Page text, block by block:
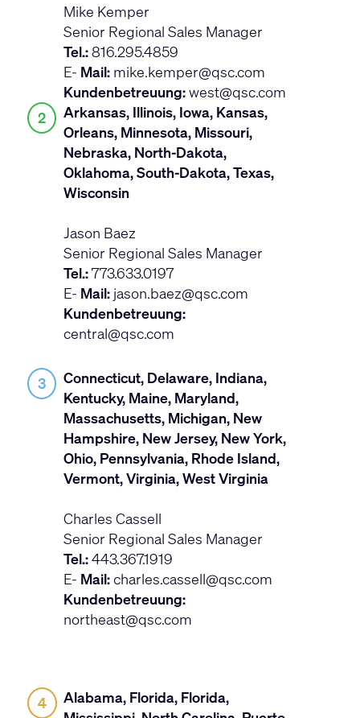
Mike Kemper
Senior Regional Sales Manager
Tel.:816.295.4859
E- Mail: mike.kemper@qsc.com
Kundenbetreuung:west@qsc.com
2
Arkansas, Illinois, Iowa, Kansas,
Orleans, Minnesota, Missouri,
Nebraska, North-Dakota,
Oklahoma, South-Dakota, Texas,
Wisconsin
Jason Baez
Senior Regional Sales Manager
Tel.:773.633.0197
E- Mail: jason.baez@qsc.com
Kundenbetreuung:
central@qsc.com
3
Connecticut, Delaware, Indiana,
Kentucky, Maine, Maryland,
Massachusetts, Michigan, New
Hampshire, New Jersey, New York,
Ohio, Pennsylvania, Rhode Island,
Vermont, Virginia, West Virginia
Charles Cassell
Senior Regional Sales Manager
Tel.:443.367.1919
E- Mail:charles.cassell@qsc.com
Kundenbetreuung:
northeast@qsc.com
4
Alabama, Florida, Florida,